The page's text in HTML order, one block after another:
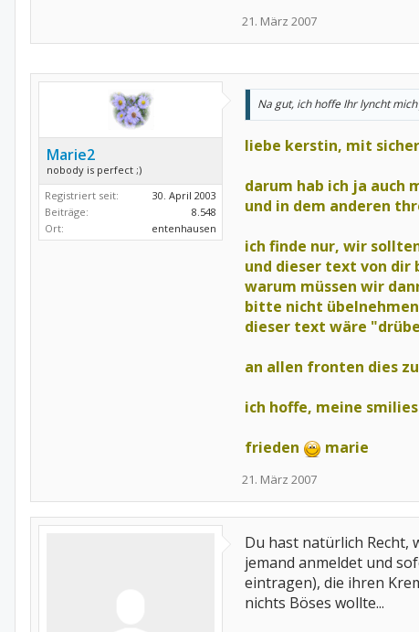
21. März 2007
Marie2
nobody is perfect ;)
Registriert seit:
30. April 2003
Beiträge:
8.548
Ort:
entenhausen
Na gut, ich hoffe Ihr lyncht
liebe kerstin, mit
darum hab ich ja auch
und in dem anderen
ich finde nur, wir
und dieser text von dir
warum müssen wir
bitte nicht
dieser text wäre
an allen fronten dies
ich hoffe, meine
frieden
marie
21. März 2007
Du hast natürlich Recht,
jemand anmeldet und
eintragen), die ihren
nichts Böses wollte...